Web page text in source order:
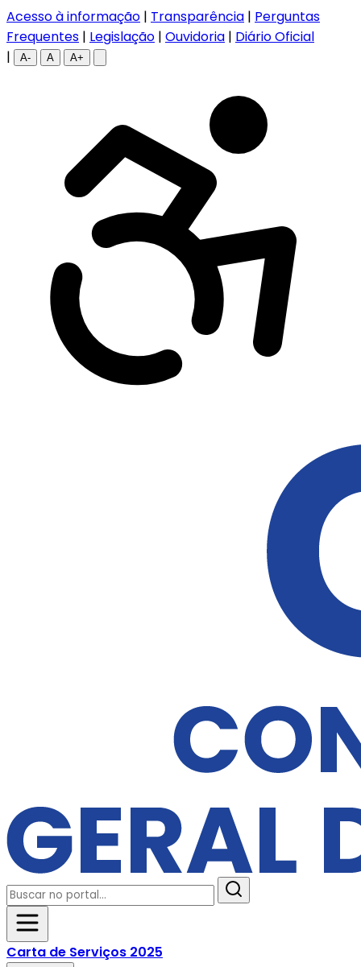
Acesso à informação | Transparência | Perguntas
Frequentes | Legislação | Ouvidoria | Diário Oficial
|
A- A A+
Carta de Serviços 2025